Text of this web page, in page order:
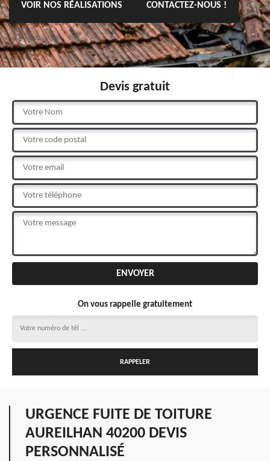
VOIR NOS RÉALISATIONS CONTACTEZ-NOUS !
Devis gratuit
On vous rappelle gratuitement
URGENCE FUITE DE TOITURE
AUREILHAN 40200 DEVIS
PERSONNALISÉ